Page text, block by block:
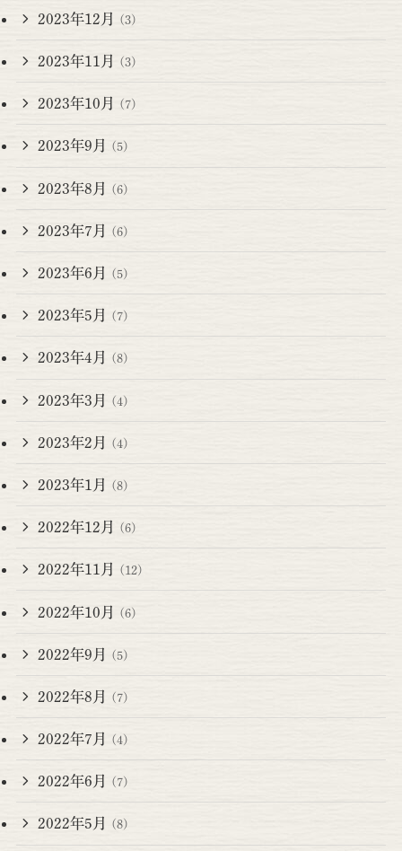
2023年12月 (3)
2023年11月 (3)
2023年10月 (7)
2023年9月 (5)
2023年8月 (6)
2023年7月 (6)
2023年6月 (5)
2023年5月 (7)
2023年4月 (8)
2023年3月 (4)
2023年2月 (4)
2023年1月 (8)
2022年12月 (6)
2022年11月 (12)
2022年10月 (6)
2022年9月 (5)
2022年8月 (7)
2022年7月 (4)
2022年6月 (7)
2022年5月 (8)